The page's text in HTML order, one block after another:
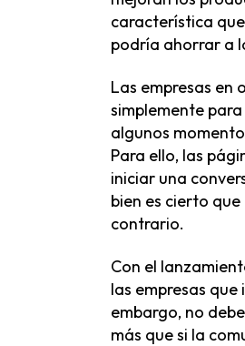
característica
podría ahorrar a
Las empresas en
simplemente
algunos
Para ello, las
iniciar una
bien es cierto
contrario.
Con el
las empresas
embargo, no
más que si la